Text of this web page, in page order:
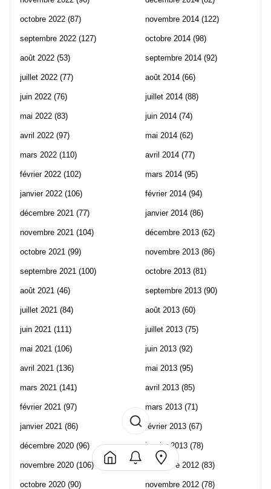
octobre 2022 (87)
septembre 2022 (127)
août 2022 (53)
juillet 2022 (77)
juin 2022 (76)
mai 2022 (83)
avril 2022 (97)
mars 2022 (110)
février 2022 (102)
janvier 2022 (106)
décembre 2021 (77)
novembre 2021 (104)
octobre 2021 (99)
septembre 2021 (100)
août 2021 (46)
juillet 2021 (84)
juin 2021 (111)
mai 2021 (106)
avril 2021 (136)
mars 2021 (141)
février 2021 (97)
janvier 2021 (86)
décembre 2020 (96)
novembre 2020 (106)
octobre 2020 (90)
novembre 2014 (122)
octobre 2014 (98)
septembre 2014 (92)
août 2014 (66)
juillet 2014 (88)
juin 2014 (74)
mai 2014 (62)
avril 2014 (77)
mars 2014 (95)
février 2014 (94)
janvier 2014 (86)
décembre 2013 (62)
novembre 2013 (86)
octobre 2013 (81)
septembre 2013 (90)
août 2013 (60)
juillet 2013 (75)
juin 2013 (92)
mai 2013 (95)
avril 2013 (85)
mars 2013 (71)
février 2013 (67)
janvier 2013 (78)
décembre 2012 (83)
novembre 2012 (78)